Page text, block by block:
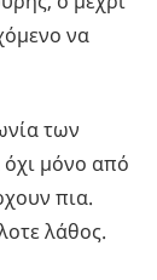
να
των
όχι μόνο από
πια.
λάθος.